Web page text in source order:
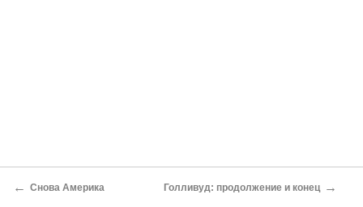
← Снова Америка Голливуд: продолжение и конец →